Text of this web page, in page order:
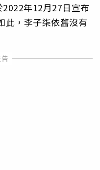
年12月27日宣布
此，李子柒依舊沒有